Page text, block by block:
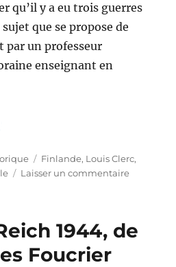
qu’il y a eu trois guerres
que se propose de
par un professeur
enseignant en
Étiquettes
Finlande, Louis Clerc,
Laisser un commentairesur
la
1944, de
Foucrier